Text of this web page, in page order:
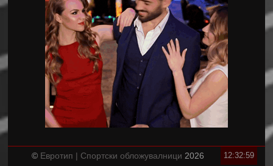
Мекгрегор: Моето колено е уништено
Германецот Јаисле е нов менаџер на
Њукасл
Пелистер ги продолжи договорите со
Созовски и Марковски
12:33:00
© Евротип | Спортски обложувалници 2026